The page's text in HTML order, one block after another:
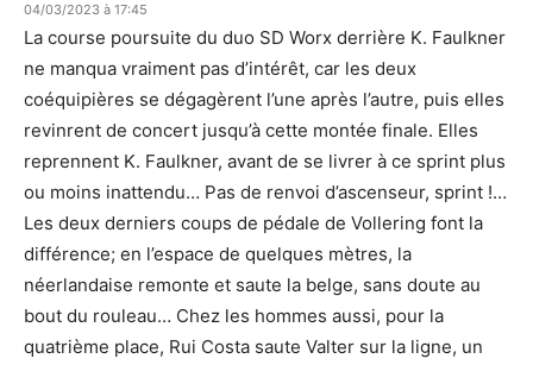
04/03/2023 à 17:45
La course poursuite du duo SD Worx derrière K. Faulkner
ne manqua vraiment pas d’intérêt, car les deux
coéquipières se dégagèrent l’une après l’autre, puis elles
revinrent de concert jusqu’à cette montée finale. Elles
reprennent K. Faulkner, avant de se livrer à ce sprint plus
ou moins inattendu… Pas de renvoi d’ascenseur, sprint !…
Les deux derniers coups de pédale de Vollering font la
différence; en l’espace de quelques mètres, la
néerlandaise remonte et saute la belge, sans doute au
bout du rouleau… Chez les hommes aussi, pour la
quatrième place, Rui Costa saute Valter sur la ligne, un